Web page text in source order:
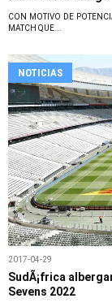
CON MOTIVO DE
MATCH QUE...
NOTICIAS
2017-04-29
SudÃ¡frica
Sevens 2022